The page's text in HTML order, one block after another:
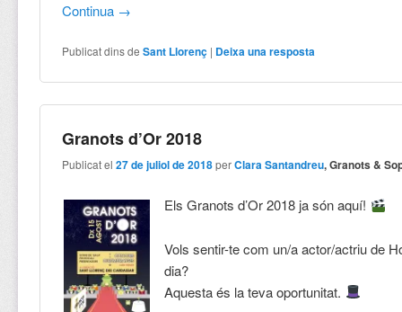
Continua →
Publicat dins de Sant Llorenç | Deixa una resposta
Granots d’Or 2018
Publicat el27 de juliol de 2018 perClara Santandreu, Granots &
Els Granots d’Or 2018 ja són aquí!
Vols sentir-te com un/a actor/actriu de
dia?
Aquesta és la teva oportunitat.